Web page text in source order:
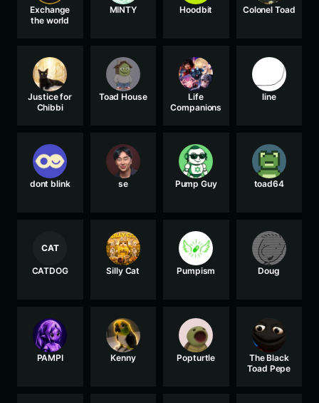
Exchange
the world
MINTY Hoodbit Colonel Toad
Justice for
Chibbi
Toad House
Life
Companions
line
dont blink se Pump Guy toad64
CAT
CATDOG Silly Cat Pumpism Doug
PAMPI Kenny Popturtle
The Black
Toad Pepe